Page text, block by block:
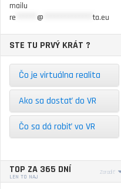
mailu
re
@ **************ta.eu
STE TU PRVÝ KRÁT ?
Čo je virtuálna realita
Ako sa dostať do VR
Čo sa dá robiť vo VR
TOP ZA 365 DNÍ
LEN TO NAJ
Zoradiť